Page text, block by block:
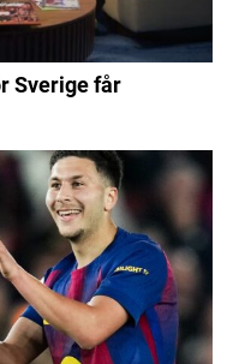
Sverige får